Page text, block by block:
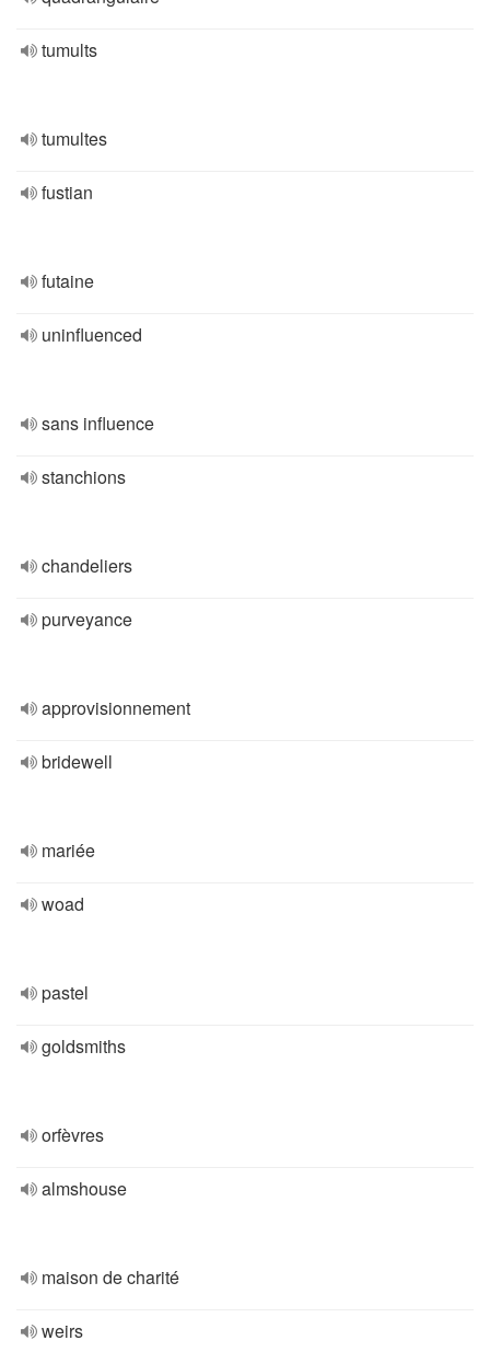
tumults
tumultes
fustian
futaine
uninfluenced
sans influence
stanchions
chandeliers
purveyance
approvisionnement
bridewell
mariée
woad
pastel
goldsmiths
orfèvres
almshouse
maison de charité
weirs